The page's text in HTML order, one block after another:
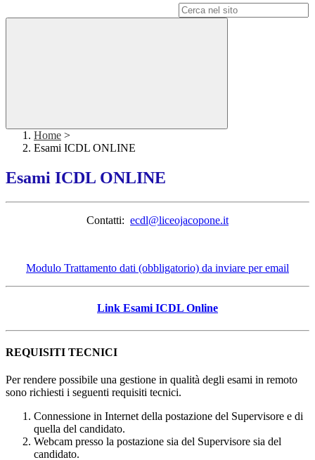
Home >
Esami ICDL ONLINE
Esami ICDL ONLINE
Contatti: ecdl@liceojacopone.it
Modulo Trattamento dati (obbligatorio) da inviare per email
Link Esami ICDL Online
REQUISITI TECNICI
Per rendere possibile una gestione in qualità degli esami in remoto
sono richiesti i seguenti requisiti tecnici.
Connessione in Internet della postazione del Supervisore e di
quella del candidato.
Webcam presso la postazione sia del Supervisore sia del
candidato.